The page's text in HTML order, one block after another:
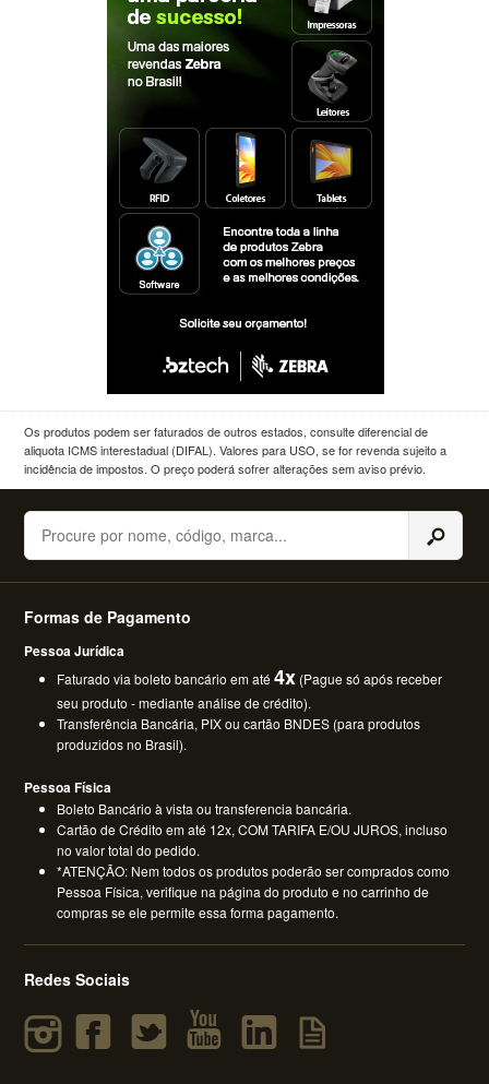
Os produtos podem ser faturados de outros estados, consulte diferencial de
aliquota ICMS interestadual (DIFAL). Valores para USO, se for revenda sujeito a
incidência de impostos. O preço poderá sofrer alterações sem aviso prévio.
Buscar
Formas de Pagamento
Pessoa Jurídica
Faturado via boleto bancário em até4x (Pague só após receber
seu produto - mediante análise de crédito).
Transferência Bancária, PIX ou cartão BNDES (para produtos
produzidos no Brasil).
Pessoa Física
Boleto Bancário à vista ou transferencia bancária.
Cartão de Crédito em até 12x, COM TARIFA E/OU JUROS, incluso
no valor total do pedido.
*ATENÇÃO: Nem todos os produtos poderão ser comprados como
Pessoa Física, verifique na página do produto e no carrinho de
compras se ele permite essa forma pagamento.
Redes Sociais